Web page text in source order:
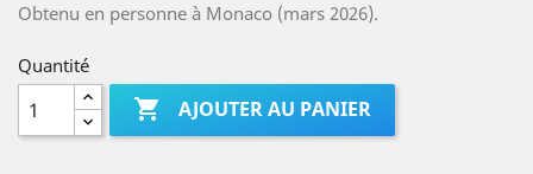
Obtenu en personne à Monaco (mars 2026).
Quantité
 AJOUTER AU PANIER